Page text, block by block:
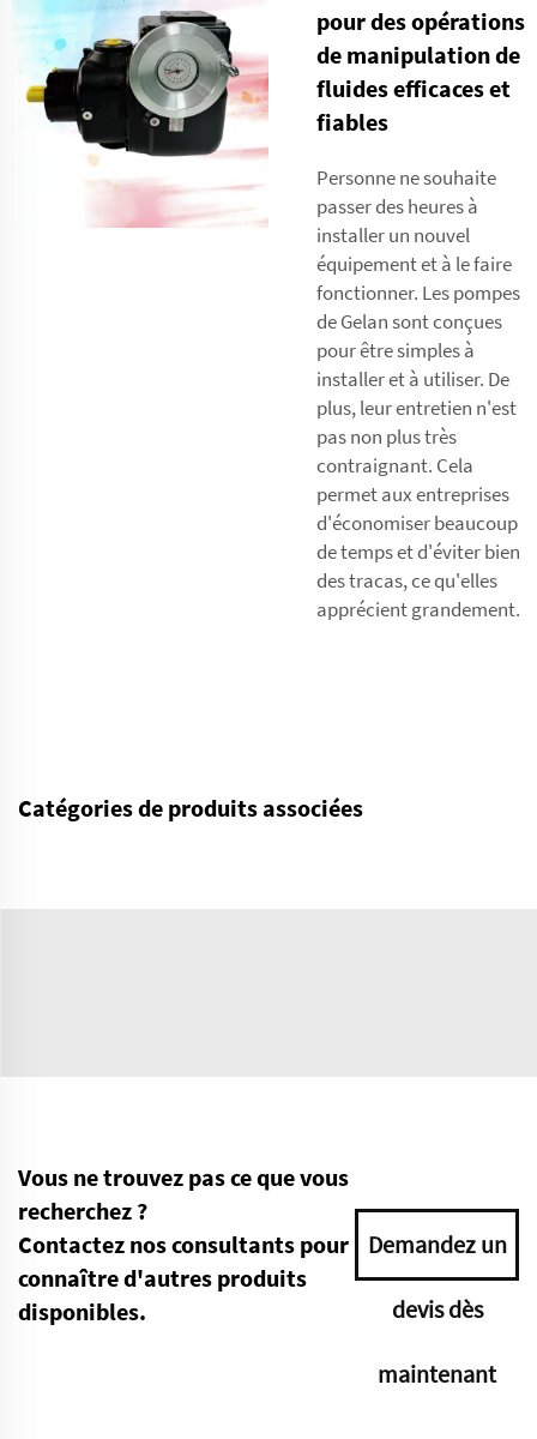
pour des opérations
de manipulation de
fluides efficaces et
fiables
Personne ne souhaite
passer des heures à
installer un nouvel
équipement et à le faire
fonctionner. Les pompes
de Gelan sont conçues
pour être simples à
installer et à utiliser. De
plus, leur entretien n'est
pas non plus très
contraignant. Cela
permet aux entreprises
d'économiser beaucoup
de temps et d'éviter bien
des tracas, ce qu'elles
apprécient grandement.
Catégories de produits associées
Vous ne trouvez pas ce que vous
recherchez ?
Contactez nos consultants pour
connaître d'autres produits
disponibles.
Demandez un
devis dès
maintenant